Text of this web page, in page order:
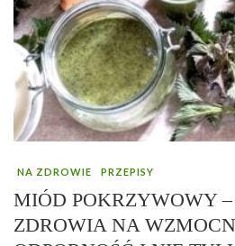
NA ZDROWIE PRZEPISY
MIÓD POKRZYWOWY
ZDROWIA NA